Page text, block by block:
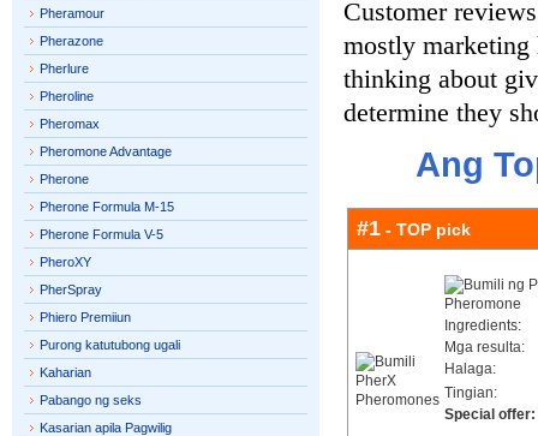
Customer
mostly marketing
thinking about
determine they
Ang
#1 - TOP pick
Ingredients:
Mga resulta:
Halaga:
Tingian:
Special offer:
Pheramour
Pherazone
Pherlure
Pheroline
Pheromax
Pheromone Advantage
Pherone
Pherone Formula M-15
Pherone Formula V-5
PheroXY
PherSpray
Phiero Premiiun
Purong katutubong ugali
Kaharian
Pabango ng seks
Kasarian apila Pagwilig